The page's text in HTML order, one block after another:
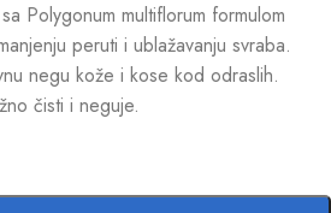
Polygonum multiflorum formulom
peruti i ublažavanju svraba.
negu kože i kose kod odraslih.
čisti i neguje.